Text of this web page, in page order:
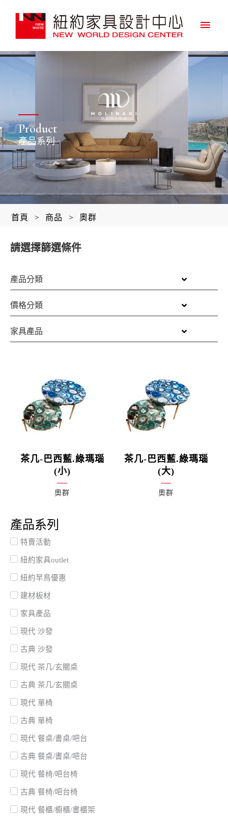
選
Product
產品系列
首頁 > 商品 > 奧群
產品系列
特賣活動
紐約家具outlet
紐約早鳥優惠
建材板材
家具產品
現代 沙發
古典 沙發
現代 茶几/玄關桌
古典 茶几/玄關桌
現代 單椅
古典 單椅
現代 餐桌/書桌/吧台
古典 餐桌/書桌/吧台
現代 餐椅/吧台椅
古典 餐椅/吧台椅
現代 餐櫃/櫥櫃/書櫃架
請選擇篩選條件
產品分類
價格分類
家具產品
茶几-巴西藍.綠瑪瑙
(小)
奧群
茶几-巴西藍.綠瑪瑙
(大)
奧群